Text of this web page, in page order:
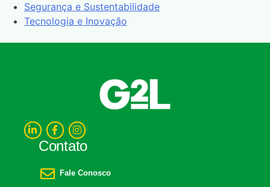
Segurança e Sustentabilidade
Tecnologia e Inovação
Contato
Fale Conosco